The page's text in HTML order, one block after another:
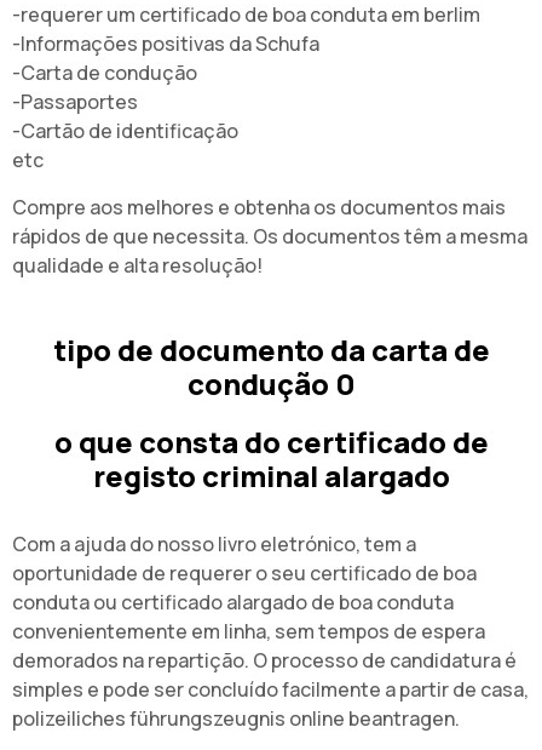
-requerer um certificado de boa conduta em berlim
-Informações positivas da Schufa
-Carta de condução
-Passaportes
-Cartão de identificação
etc
Compre aos melhores e obtenha os documentos mais
rápidos de que necessita. Os documentos têm a mesma
qualidade e alta resolução!
tipo de documento da carta de
condução 0
o que consta do certificado de
registo criminal alargado
Com a ajuda do nosso livro eletrónico, tem a
oportunidade de requerer o seu certificado de boa
conduta ou certificado alargado de boa conduta
convenientemente em linha, sem tempos de espera
demorados na repartição. O processo de candidatura é
simples e pode ser concluído facilmente a partir de casa,
polizeiliches führungszeugnis online beantragen.